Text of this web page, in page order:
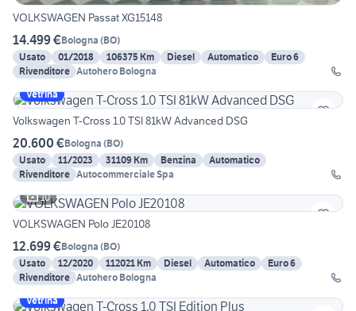
VOLKSWAGEN Passat XG15148
14.499 €Bologna (BO)
Usato
01/2018 106375 Km Diesel Automatico
Euro 6
Rivenditore Autohero Bologna
Vetrina
Volkswagen T-Cross 1.0 TSI 81kW Advanced DSG
20.600 €Bologna (BO)
Usato
11/2023 31109 Km Benzina
Automatico
Rivenditore Autocommerciale Spa
10
VOLKSWAGEN Polo JE20108
12.699 €Bologna (BO)
Usato
12/2020 112021 Km Diesel Automatico
Euro 6
Rivenditore Autohero Bologna
Vetrina